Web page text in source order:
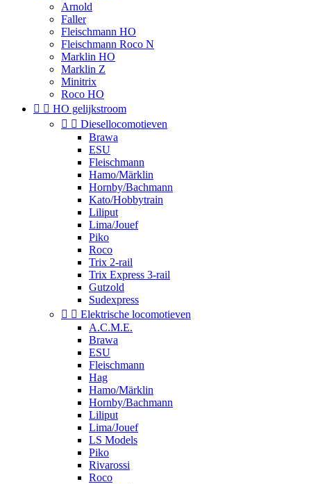
Arnold
Faller
Fleischmann HO
Fleischmann Roco N
Marklin HO
Marklin Z
Minitrix
Roco HO
  HO gelijkstroom
  Diesellocomotieven
Brawa
ESU
Fleischmann
Hamo/Märklin
Hornby/Bachmann
Kato/Hobbytrain
Liliput
Lima/Jouef
Piko
Roco
Trix 2-rail
Trix Express 3-rail
Gutzold
Sudexpress
  Elektrische locomotieven
A.C.M.E.
Brawa
ESU
Fleischmann
Hag
Hamo/Märklin
Hornby/Bachmann
Liliput
Lima/Jouef
LS Models
Piko
Rivarossi
Roco